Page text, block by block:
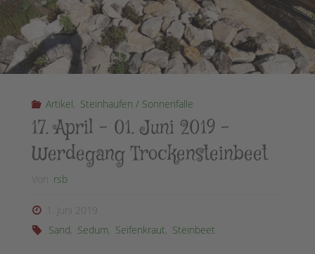
Artikel, Steinhaufen / Sonnenfalle
17. April – 01. Juni 2019 –
Werdegang Trockensteinbeet
rsb
1. Juni 2019
Sand, Sedum, Seifenkraut, Steinbeet